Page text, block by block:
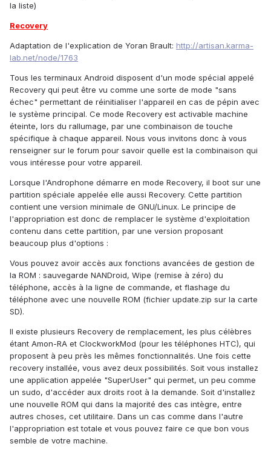
la liste)
Recovery
Adaptation de l'explication de Yoran Brault: http://artisan.karma-
lab.net/node/1763
Tous les terminaux Android disposent d'un mode spécial appelé
Recovery qui peut être vu comme une sorte de mode "sans
échec" permettant de réinitialiser l'appareil en cas de pépin avec
le système principal. Ce mode Recovery est activable machine
éteinte, lors du rallumage, par une combinaison de touche
spécifique à chaque appareil. Nous vous invitons donc à vous
renseigner sur le forum pour savoir quelle est la combinaison qui
vous intéresse pour votre appareil.
Lorsque l'Androphone démarre en mode Recovery, il boot sur une
partition spéciale appelée elle aussi Recovery. Cette partition
contient une version minimale de GNU/Linux. Le principe de
l'appropriation est donc de remplacer le système d'exploitation
contenu dans cette partition, par une version proposant
beaucoup plus d'options :
Vous pouvez avoir accès aux fonctions avancées de gestion de
la ROM : sauvegarde NANDroid, Wipe (remise à zéro) du
téléphone, accès à la ligne de commande, et flashage du
téléphone avec une nouvelle ROM (fichier update.zip sur la carte
SD).
Il existe plusieurs Recovery de remplacement, les plus célèbres
étant Amon-RA et ClockworkMod (pour les téléphones HTC), qui
proposent à peu près les mêmes fonctionnalités. Une fois cette
recovery installée, vous avez deux possibilités. Soit vous installez
une application appelée "SuperUser" qui permet, un peu comme
un sudo, d'accéder aux droits root à la demande. Soit d'installez
une nouvelle ROM qui dans la majorité des cas intègre, entre
autres choses, cet utilitaire. Dans un cas comme dans l'autre
l'appropriation est totale et vous pouvez faire ce que bon vous
semble de votre machine.